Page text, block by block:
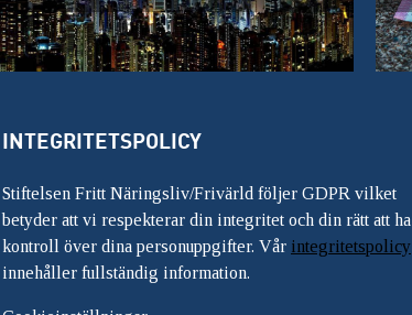
INTEGRITETSPOLICY
Stiftelsen Fritt Näringsliv/Frivärld följer GDPR vilket
betyder att vi respekterar din integritet och din rätt att ha
kontroll över dina personuppgifter. Vår integritetspolicy
innehåller fullständig information.